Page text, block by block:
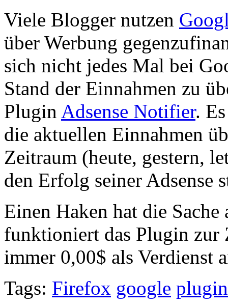
Viele Blogger nutzen
über Werbung
sich nicht jedes Mal bei
Stand der Einnahmen zu
Plugin Adsense Notifier.
die aktuellen Einnahmen
Zeitraum (heute, gestern,
den Erfolg seiner Adsense
Einen Haken hat die
funktioniert das Plugin zur
immer 0,00$ als Verdienst
Tags: Firefox google plugin